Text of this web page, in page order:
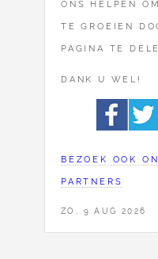
ONS HELPEN
TE GROEIEN
PAGINA TE
DANK U WEL!
BEZOEK OOK
PARTNERS
ZO, 9 AUG 2026